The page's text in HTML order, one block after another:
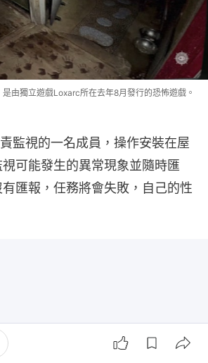
是由獨立遊戲Loxarc所在去年8月發行的恐怖遊戲。
監視的一名成員，操作安裝在屋
可能發生的異常現象並隨時匯
匯報，任務將會失敗，自己的性